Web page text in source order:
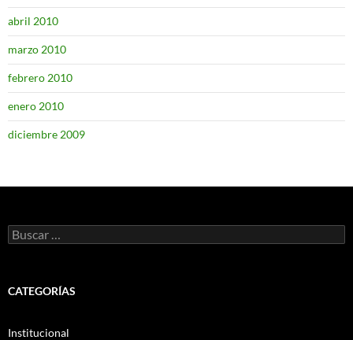
abril 2010
marzo 2010
febrero 2010
enero 2010
diciembre 2009
Buscar:
CATEGORÍAS
Institucional